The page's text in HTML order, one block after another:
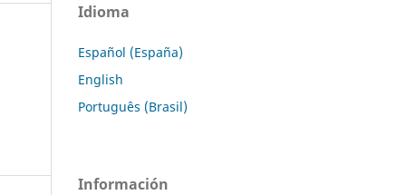
Idioma
Español (España)
English
Português (Brasil)
Información